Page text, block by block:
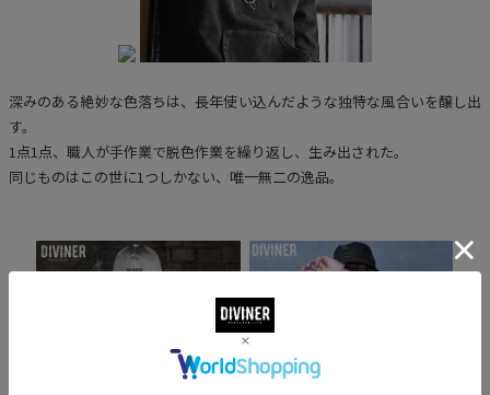
深みのある絶妙な色落ちは、長年使い込んだような独特な風合いを醸し出
す。
1点1点、職人が手作業で脱色作業を繰り返し、生み出された。
同じものはこの世に1つしかない、唯一無二の逸品。